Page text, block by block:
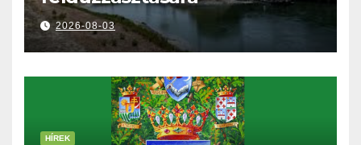
2026-08-03
HÍREK